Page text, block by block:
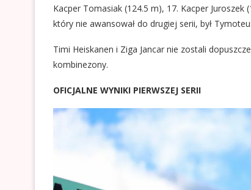
Kacper Tomasiak (124.5 m), 17. Kacper
który nie awansował do drugiej serii, był
Timi Heiskanen i Ziga Jancar nie zostali
kombinezony.
OFICJALNE WYNIKI PIERWSZEJ SERII